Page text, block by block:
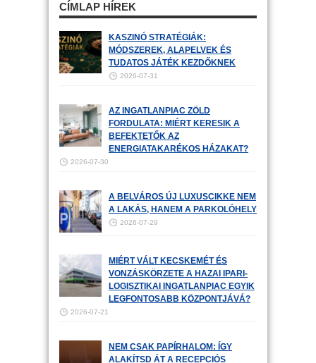
CÍMLAP HÍREK
KASZINÓ STRATÉGIÁK:
MÓDSZEREK, ALAPELVEK ÉS
TUDATOS JÁTÉK KEZDŐKNEK
2026-07-31
AZ INGATLANPIAC ZÖLD
FORDULATA: MIÉRT KERESIK A
BEFEKTETŐK AZ
ENERGIATAKARÉKOS HÁZAKAT?
2026-07-30
A BELVÁROS ÚJ LUXUSCIKKE NEM
A LAKÁS, HANEM A PARKOLÓHELY
2026-07-29
MIÉRT VÁLT KECSKEMÉT ÉS
VONZÁSKÖRZETE A HAZAI IPARI-
LOGISZTIKAI INGATLANPIAC EGYIK
LEGFONTOSABB KÖZPONTJÁVÁ?
2026-07-21
NEM CSAK PAPÍRHALOM: ÍGY
ALAKÍTSD ÁT A RECEPCIÓS